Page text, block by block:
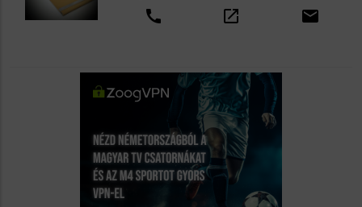
call open_in_new email